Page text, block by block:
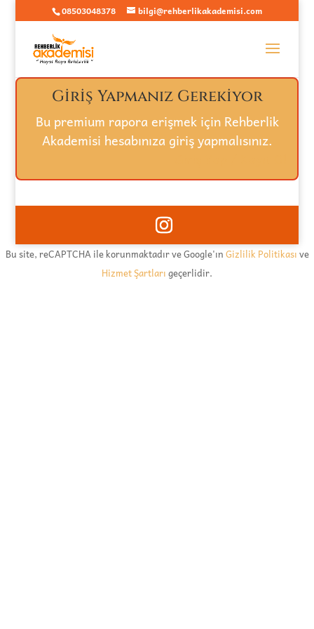
08503048378 bilgi@rehberlikakademisi.com
Giriş Yapmanız Gerekiyor
Bu premium rapora erişmek için Rehberlik
Akademisi hesabınıza giriş yapmalısınız.
Bu site, reCAPTCHA ile korunmaktadır ve Google'ınGizlilik Politikasıve
Hizmet Şartlarıgeçerlidir.